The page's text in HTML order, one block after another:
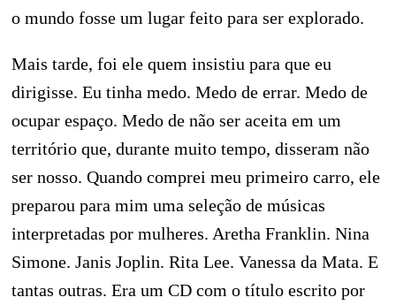
o mundo fosse um lugar feito para ser explorado.
Mais tarde, foi ele quem insistiu para que eu
dirigisse. Eu tinha medo. Medo de errar. Medo de
ocupar espaço. Medo de não ser aceita em um
território que, durante muito tempo, disseram não
ser nosso. Quando comprei meu primeiro carro, ele
preparou para mim uma seleção de músicas
interpretadas por mulheres. Aretha Franklin. Nina
Simone. Janis Joplin. Rita Lee. Vanessa da Mata. E
tantas outras. Era um CD com o título escrito por